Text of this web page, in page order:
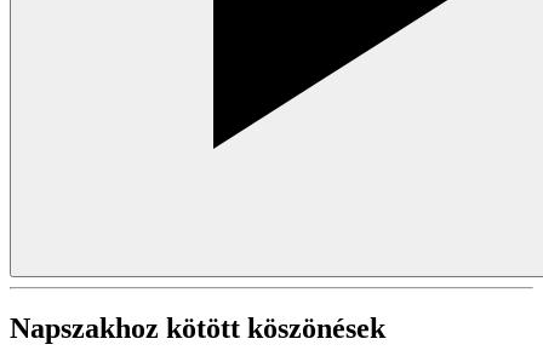
Napszakhoz kötött köszönések